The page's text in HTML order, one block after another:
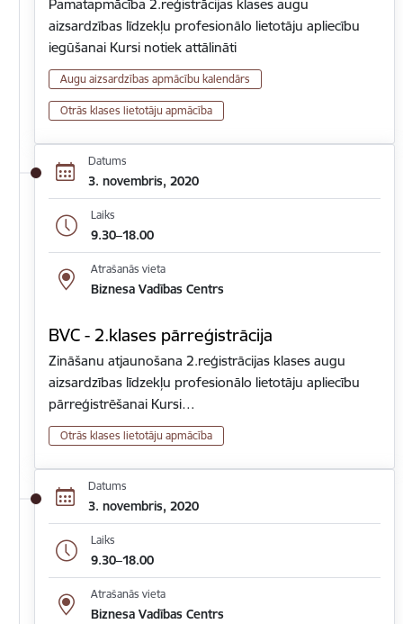
Pamatapmācība 2.reģistrācijas klases augu
aizsardzības līdzekļu profesionālo lietotāju apliecību
iegūšanai Kursi notiek attālināti
Augu aizsardzības apmācību kalendārs
Otrās klases lietotāju apmācība
Datums
3. novembris, 2020
Laiks
9.30–18.00
Atrašanās vieta
Biznesa Vadības Centrs
BVC - 2.klases pārreģistrācija
Zināšanu atjaunošana 2.reģistrācijas klases augu
aizsardzības līdzekļu profesionālo lietotāju apliecību
pārreģistrēšanai Kursi…
Otrās klases lietotāju apmācība
Datums
3. novembris, 2020
Laiks
9.30–18.00
Atrašanās vieta
Biznesa Vadības Centrs